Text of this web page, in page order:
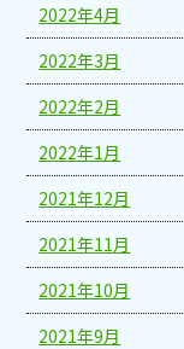
2022年4月
2022年3月
2022年2月
2022年1月
2021年12月
2021年11月
2021年10月
2021年9月